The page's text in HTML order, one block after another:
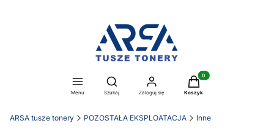
Menu
Otwórz wyszukiwarkę
Szukaj Zaloguj się
Produkty w koszyku: 0.
Koszyk
ARSA tusze tonery POZOSTAŁA EKSPLOATACJA Inne